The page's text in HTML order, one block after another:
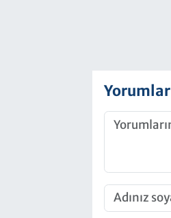
Yorumlar